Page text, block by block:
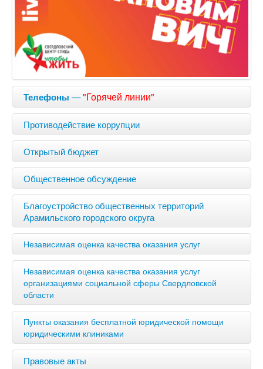
Телефоны —"Горячей линии"
Противодействие коррупции
Открытый бюджет
Общественное обсуждение
Благоустройство общественных территорий
Арамильского городского округа
Независимая оценка качества оказания услуг
Независимая оценка качества оказания услуг
организациями социальной сферы Свердловской
области
Пункты оказания бесплатной юридической помощи
юридическими клиниками
Правовые акты